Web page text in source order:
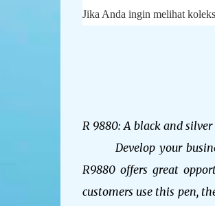
Jika Anda ingin melihat
R 9880: A black and
Develop your
R9880 offers great
customers use this pen,